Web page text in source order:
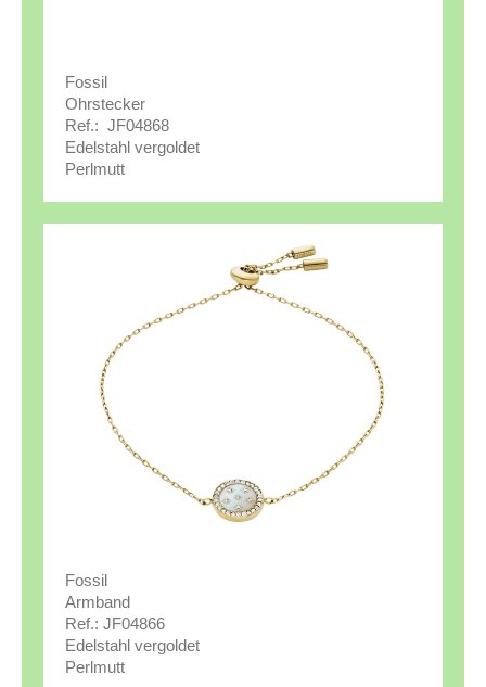
Fossil
Ohrstecker
Ref.: JF04868
Edelstahl vergoldet
Perlmutt
Fossil
Armband
Ref.: JF04866
Edelstahl vergoldet
Perlmutt